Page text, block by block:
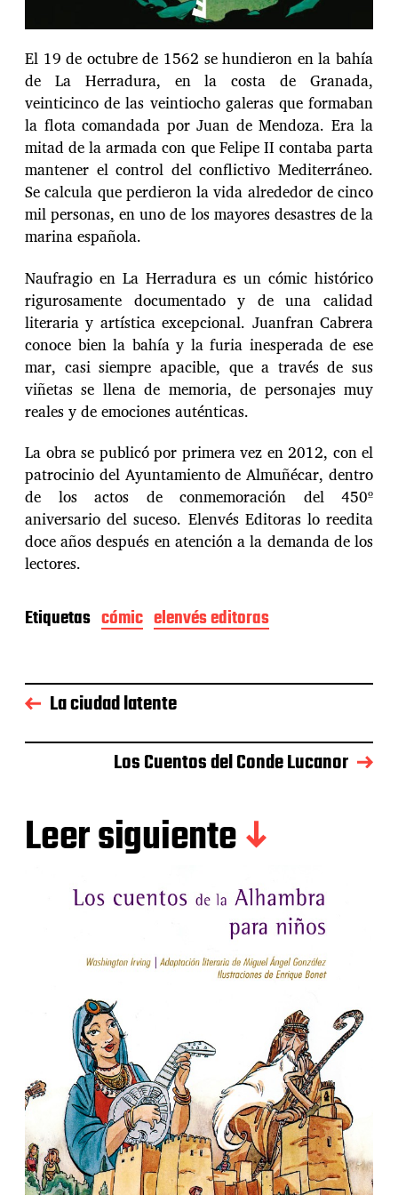
El 19 de octubre de 1562 se hundieron en la bahía
de La Herradura, en la costa de Granada,
veinticinco de las veintiocho galeras que formaban
la flota comandada por Juan de Mendoza. Era la
mitad de la armada con que Felipe II contaba parta
mantener el control del conflictivo Mediterráneo.
Se calcula que perdieron la vida alrededor de cinco
mil personas, en uno de los mayores desastres de la
marina española.
Naufragio en La Herradura es un cómic histórico
rigurosamente documentado y de una calidad
literaria y artística excepcional. Juanfran Cabrera
conoce bien la bahía y la furia inesperada de ese
mar, casi siempre apacible, que a través de sus
viñetas se llena de memoria, de personajes muy
reales y de emociones auténticas.
La obra se publicó por primera vez en 2012, con el
patrocinio del Ayuntamiento de Almuñécar, dentro
de los actos de conmemoración del 450º
aniversario del suceso. Elenvés Editoras lo reedita
doce años después en atención a la demanda de los
lectores.
Etiquetas cómic elenvés editoras
La ciudad latente
Los Cuentos del Conde Lucanor
Leer siguiente